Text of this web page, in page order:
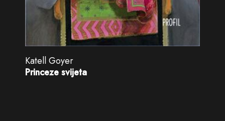
Katell Goyer
Princeze svijeta